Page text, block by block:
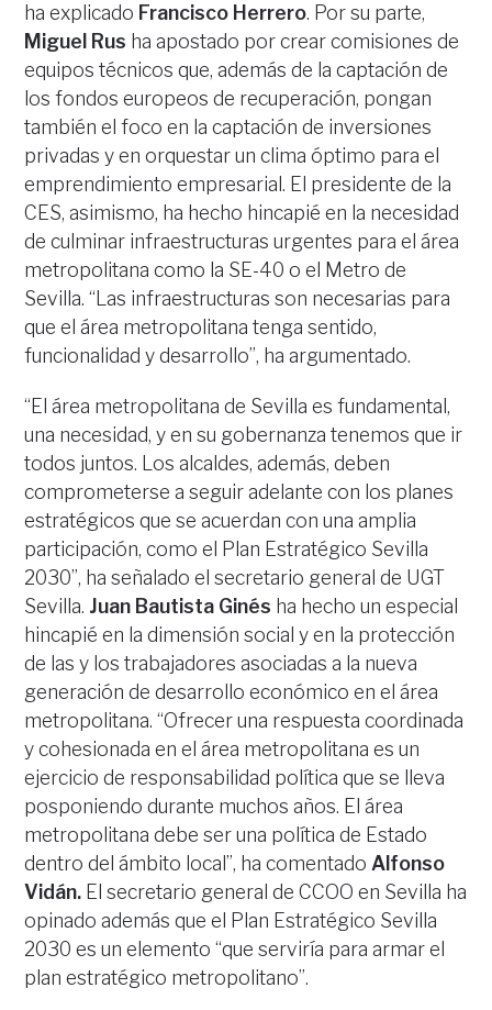
ha explicado Francisco Herrero. Por su parte,
Miguel Rus ha apostado por crear comisiones de
equipos técnicos que, además de la captación de
los fondos europeos de recuperación, pongan
también el foco en la captación de inversiones
privadas y en orquestar un clima óptimo para el
emprendimiento empresarial. El presidente de la
CES, asimismo, ha hecho hincapié en la necesidad
de culminar infraestructuras urgentes para el área
metropolitana como la SE-40 o el Metro de
Sevilla. “Las infraestructuras son necesarias para
que el área metropolitana tenga sentido,
funcionalidad y desarrollo”, ha argumentado.
“El área metropolitana de Sevilla es fundamental,
una necesidad, y en su gobernanza tenemos que ir
todos juntos. Los alcaldes, además, deben
comprometerse a seguir adelante con los planes
estratégicos que se acuerdan con una amplia
participación, como el Plan Estratégico Sevilla
2030”, ha señalado el secretario general de UGT
Sevilla. Juan Bautista Ginés ha hecho un especial
hincapié en la dimensión social y en la protección
de las y los trabajadores asociadas a la nueva
generación de desarrollo económico en el área
metropolitana. “Ofrecer una respuesta coordinada
y cohesionada en el área metropolitana es un
ejercicio de responsabilidad política que se lleva
posponiendo durante muchos años. El área
metropolitana debe ser una política de Estado
dentro del ámbito local”, ha comentadoAlfonso
Vidán. El secretario general de CCOO en Sevilla ha
opinado además que el Plan Estratégico Sevilla
2030 es un elemento “que serviría para armar el
plan estratégico metropolitano”.